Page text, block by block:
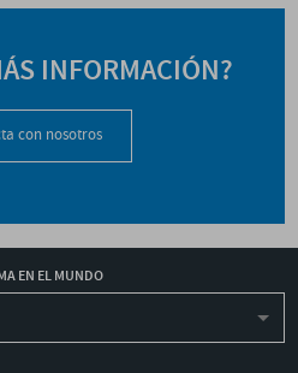
INFORMACIÓN?
con nosotros
EN EL MUNDO